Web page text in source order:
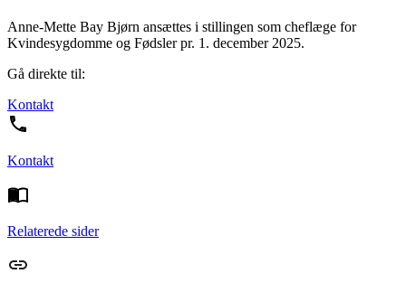
Anne-Mette Bay Bjørn ansættes i stillingen som cheflæge for
Kvindesygdomme og Fødsler pr. 1. december 2025.
Gå direkte til:
Kontakt
Kontakt
Relaterede sider